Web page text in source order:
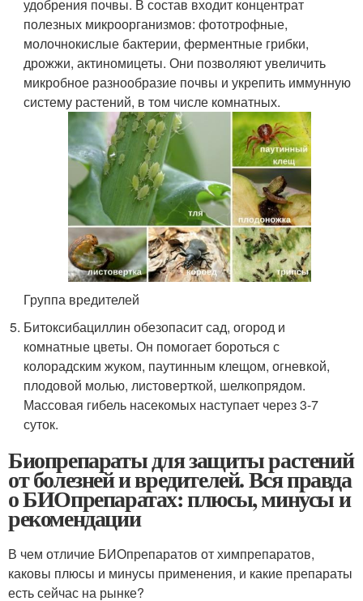
удобрения почвы. В состав входит концентрат
полезных микроорганизмов: фототрофные,
молочнокислые бактерии, ферментные грибки,
дрожжи, актиномицеты. Они позволяют увеличить
микробное разнообразие почвы и укрепить иммунную
систему растений, в том числе комнатных.
Группа вредителей
Битоксибациллин обезопасит сад, огород и
комнатные цветы. Он помогает бороться с
колорадским жуком, паутинным клещом, огневкой,
плодовой молью, листоверткой, шелкопрядом.
Массовая гибель насекомых наступает через 3-7
суток.
Биопрепараты для защиты растений
от болезней и вредителей. Вся правда
о БИОпрепаратах: плюсы, минусы и
рекомендации
В чем отличие БИОпрепаратов от химпрепаратов,
каковы плюсы и минусы применения, и какие препараты
есть сейчас на рынке?